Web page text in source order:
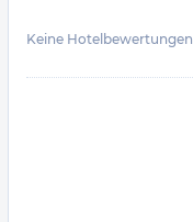
Keine Hotelbewertungen